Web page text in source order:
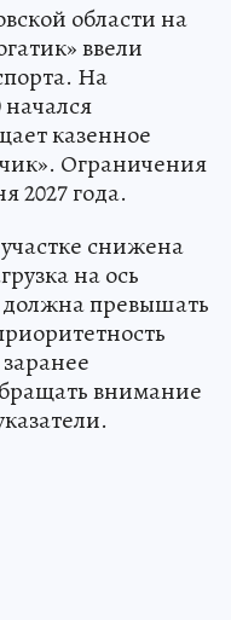
области на
ввели
На
начался
казенное
Ограничения
2027 года.
снижена
на ось
должна превышать
внимание